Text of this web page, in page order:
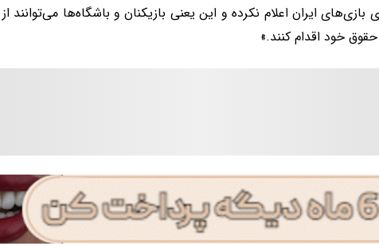
بازی‌های ایران اعلام نکرده و این یعنی بازیکنان و باشگاه‌ها
خود اقدام کنند.»